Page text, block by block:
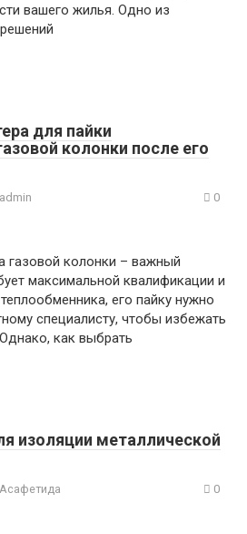
вашего жилья. Одно из
для пайки
колонки после его
admin 0
газовой колонки – важный
максимальной квалификации и
его пайку нужно
специалисту, чтобы избежать
как выбрать
изоляции металлической
Асафетида 0